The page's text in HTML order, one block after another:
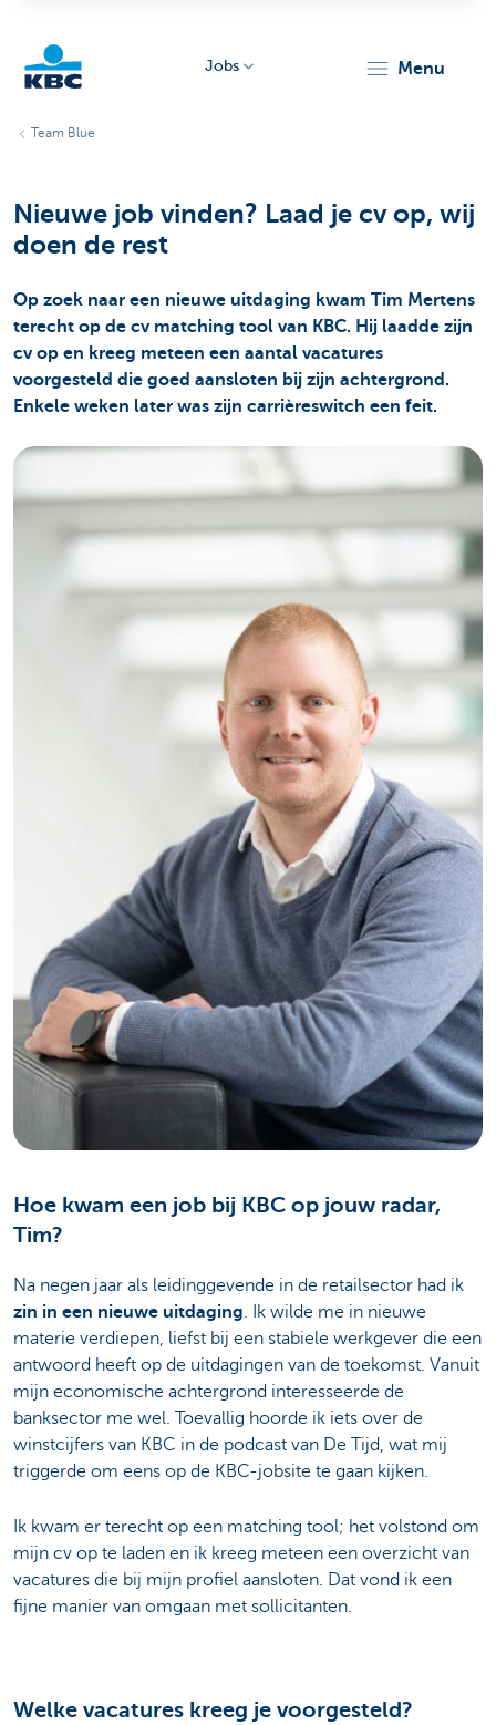
Jobs menu
Team Blue
Nieuwe job vinden? Laad je cv op, wij
doen de rest
Op zoek naar een nieuwe uitdaging kwam Tim Mertens
terecht op de cv matching tool van KBC. Hij laadde zijn
cv op en kreeg meteen een aantal vacatures
voorgesteld die goed aansloten bij zijn achtergrond.
Enkele weken later was zijn carrièreswitch een feit.
Hoe kwam een job bij KBC op jouw radar,
Tim?
Na negen jaar als leidinggevende in de retailsector had ik
zin in een nieuwe uitdaging. Ik wilde me in nieuwe
materie verdiepen, liefst bij een stabiele werkgever die een
antwoord heeft op de uitdagingen van de toekomst. Vanuit
mijn economische achtergrond interesseerde de
banksector me wel. Toevallig hoorde ik iets over de
winstcijfers van KBC in de podcast van De Tijd, wat mij
triggerde om eens op de KBC-jobsite te gaan kijken.
Ik kwam er terecht op een matching tool; het volstond om
mijn cv op te laden en ik kreeg meteen een overzicht van
vacatures die bij mijn profiel aansloten. Dat vond ik een
fijne manier van omgaan met sollicitanten.
Welke vacatures kreeg je voorgesteld?